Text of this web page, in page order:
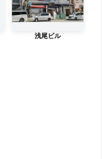
浅尾ビル